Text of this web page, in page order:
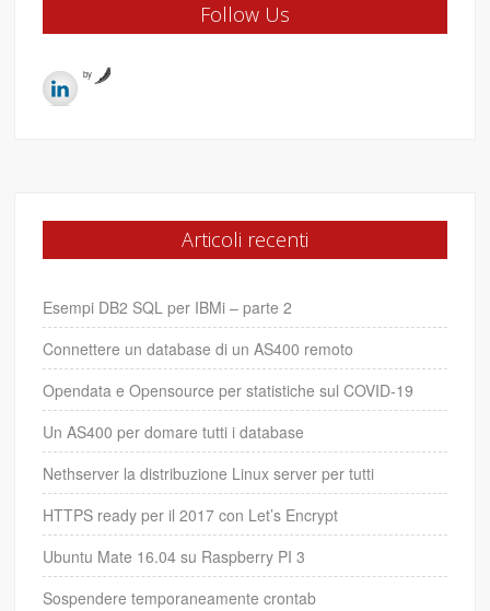
Follow Us
by
Articoli recenti
Esempi DB2 SQL per IBMi – parte 2
Connettere un database di un AS400 remoto
Opendata e Opensource per statistiche sul COVID-19
Un AS400 per domare tutti i database
Nethserver la distribuzione Linux server per tutti
HTTPS ready per il 2017 con Let’s Encrypt
Ubuntu Mate 16.04 su Raspberry PI 3
Sospendere temporaneamente crontab